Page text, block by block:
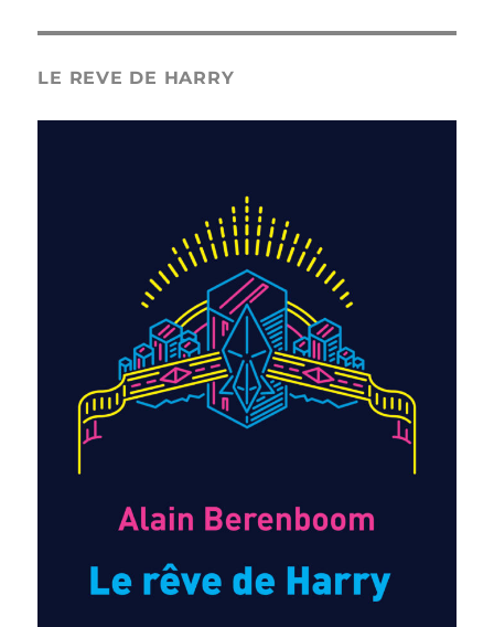
LE REVE DE HARRY